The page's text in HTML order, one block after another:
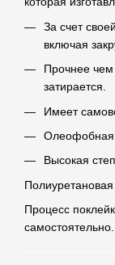
За счет
включая
Прочнее чем
затирается.
Имеет
Олеофобная
Высокая
Процесс
самостоятельно.